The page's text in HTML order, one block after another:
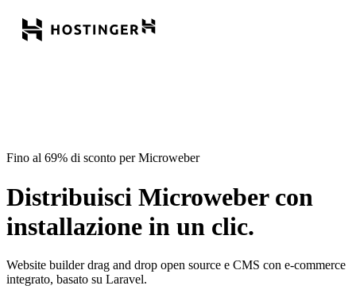
Fino al 69% di sconto per Microweber
Distribuisci Microweber con
installazione in un clic.
Website builder drag and drop open source e CMS con e-commerce
integrato, basato su Laravel.